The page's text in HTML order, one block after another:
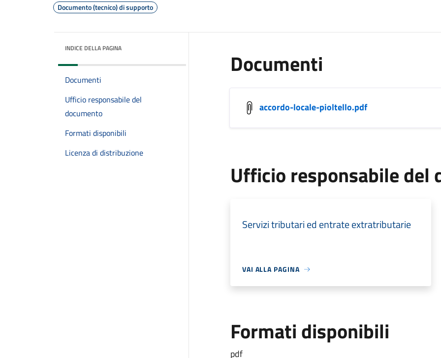
Documento (tecnico) di supporto
INDICE DELLA PAGINA
Documenti
Ufficio responsabile del
documento
Formati disponibili
Licenza di distribuzione
Documenti
accordo-locale-pioltello.pdf
Ufficio responsabile del
Servizi tributari ed entrate extratributarie
VAI ALLA PAGINA
Formati disponibili
pdf